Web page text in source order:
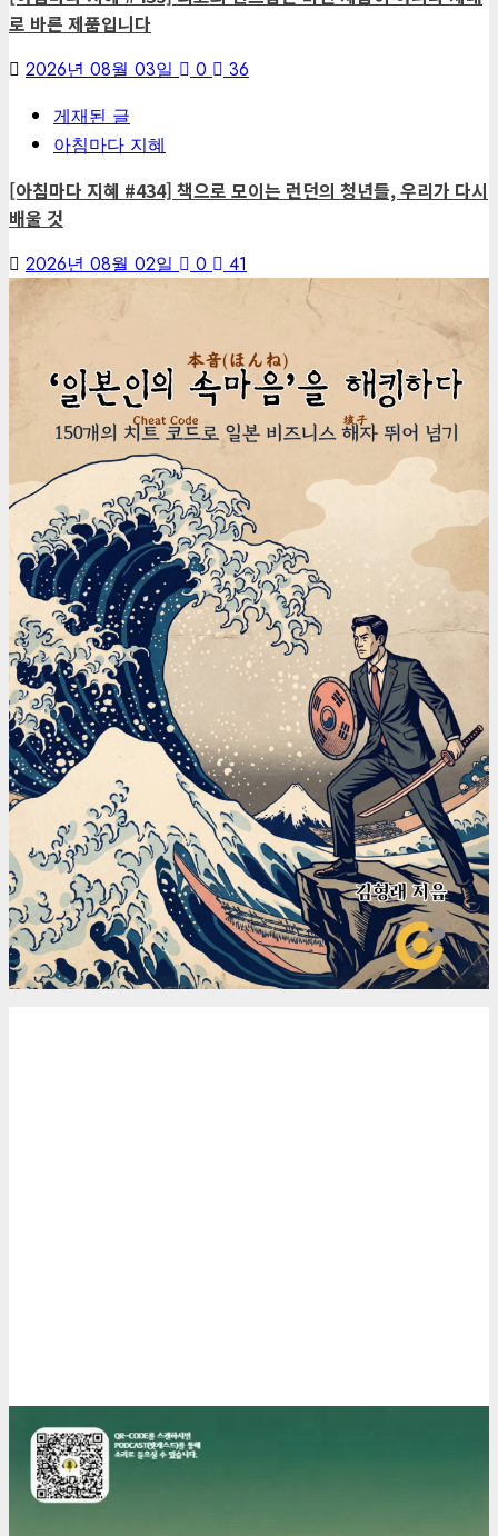
로 바른 제품입니다
2026년 08월 03일 0
36
게재된 글
아침마다 지혜
[아침마다 지혜 #434] 책으로 모이는 런던의 청년들, 우리가 다시
배울 것
2026년 08월 02일 0 41